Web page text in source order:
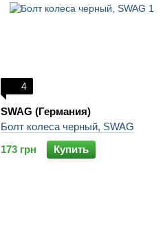
4
SWAG (Германия)
Болт колеса черный, SWAG
173 грн
Купить